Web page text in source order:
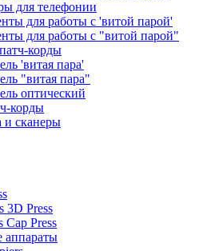
для телефонии
для работы с 'витой парой'
для работы с "витой парой"
корды
'витая пара'
"витая пара"
оптический
корды
и сканеры
3D Press
Cap Press
аппараты